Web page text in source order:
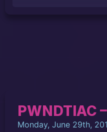
PWNDTIAC
Monday, June 29th,